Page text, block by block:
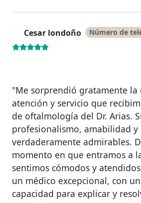
Cesar londoño Número de
"Me sorprendió gratamente la
atención y servicio que
de oftalmología del Dr. Arias.
profesionalismo, amabilidad y
verdaderamente admirables.
momento en que entramos a
sentimos cómodos y
un médico excepcional, con
capacidad para explicar y